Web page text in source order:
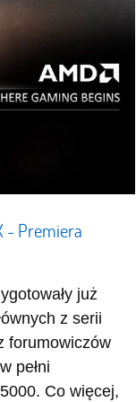
- Premiera
już
z serii
forumowiczów
pełni
Co więcej,